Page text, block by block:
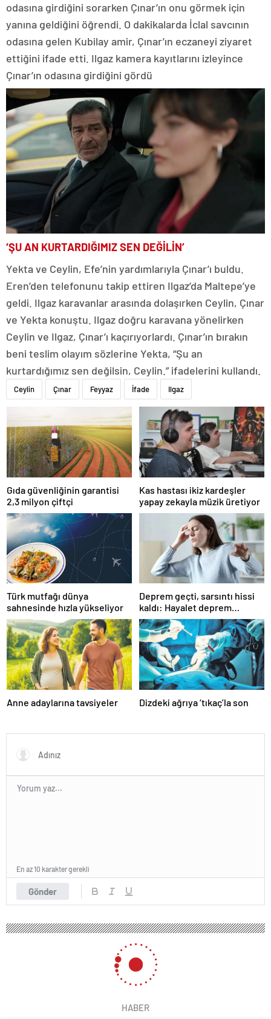
odasına girdiğini sorarken Çınar’ın onu görmek için
yanına geldiğini öğrendi. O dakikalarda İclal savcının
odasına gelen Kubilay amir, Çınar’ın eczaneyi ziyaret
ettiğini ifade etti. Ilgaz kamera kayıtlarını izleyince
Çınar’ın odasına girdiğini gördü
‘ŞU AN KURTARDIĞIMIZ SEN DEĞİLİN’
Yekta ve Ceylin, Efe’nin yardımlarıyla Çınar’ı buldu.
Eren’den telefonunu takip ettiren Ilgaz’da Maltepe’ye
geldi. Ilgaz karavanlar arasında dolaşırken Ceylin, Çınar
ve Yekta konuştu. Ilgaz doğru karavana yönelirken
Ceylin ve Ilgaz, Çınar’ı kaçırıyorlardı. Çınar’ın bırakın
beni teslim olayım sözlerine Yekta, “Şu an
kurtardığımız sen değilsin, Ceylin.” ifadelerini kullandı.
Ceylin Çınar Feyyaz İfade Ilgaz
Gıda güvenliğinin garantisi
2,3 milyon çiftçi
Kas hastası ikiz kardeşler
yapay zekayla müzik üretiyor
Türk mutfağı dünya
sahnesinde hızla yükseliyor
Deprem geçti, sarsıntı hissi
kaldı: Hayalet deprem
algısına dikkat!
Anne adaylarına tavsiyeler Dizdeki ağrıya ‘tıkaç’la son
Gönder
En az 10 karakter gerekli
HABER